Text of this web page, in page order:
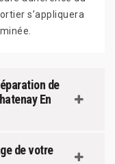
s’appliquera
de
En
de votre